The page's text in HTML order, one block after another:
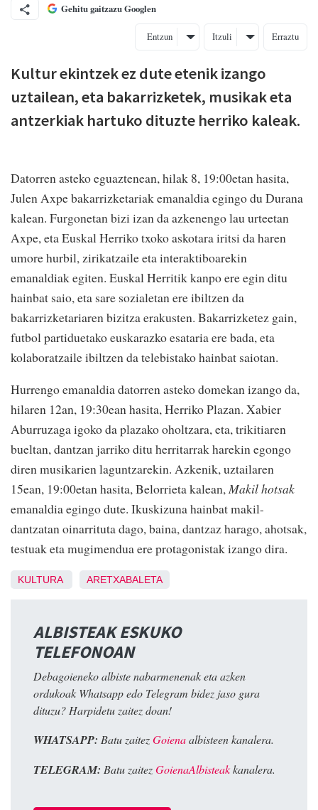
Gehitu gaitzazu Googlen
Entzun Itzuli Erraztu
Kultur ekintzek ez dute etenik izango
uztailean, eta bakarrizketek, musikak eta
antzerkiak hartuko dituzte herriko kaleak.
Datorren asteko eguaztenean, hilak 8, 19:00etan hasita,
Julen Axpe bakarrizketariak emanaldia egingo du Durana
kalean. Furgonetan bizi izan da azkenengo lau urteetan
Axpe, eta Euskal Herriko txoko askotara iritsi da haren
umore hurbil, zirikatzaile eta interaktiboarekin
emanaldiak egiten. Euskal Herritik kanpo ere egin ditu
hainbat saio, eta sare sozialetan ere ibiltzen da
bakarrizketariaren bizitza erakusten. Bakarrizketez gain,
futbol partiduetako euskarazko esataria ere bada, eta
kolaboratzaile ibiltzen da telebistako hainbat saiotan.
Hurrengo emanaldia datorren asteko domekan izango da,
hilaren 12an, 19:30ean hasita, Herriko Plazan. Xabier
Aburruzaga igoko da plazako oholtzara, eta, trikitiaren
bueltan, dantzan jarriko ditu herritarrak harekin egongo
diren musikarien laguntzarekin. Azkenik, uztailaren
15ean, 19:00etan hasita, Belorrieta kalean,Makil hotsak
emanaldia egingo dute. Ikuskizuna hainbat makil-
dantzatan oinarrituta dago, baina, dantzaz harago, ahotsak,
testuak eta mugimendua ere protagonistak izango dira.
KULTURA ARETXABALETA
ALBISTEAK ESKUKO
TELEFONOAN
Debagoieneko albiste nabarmenenak eta azken
ordukoak Whatsapp edo Telegram bidez jaso gura
dituzu? Harpidetu zaitez doan!
WHATSAPP: Batu zaitezGoienaalbisteen kanalera.
TELEGRAM: Batu zaitezGoienaAlbisteakkanalera.